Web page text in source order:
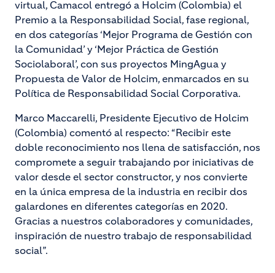
virtual, Camacol entregó a Holcim (Colombia) el
Premio a la Responsabilidad Social, fase regional,
en dos categorías ‘Mejor Programa de Gestión con
la Comunidad’ y ‘Mejor Práctica de Gestión
Sociolaboral’, con sus proyectos MingAgua y
Propuesta de Valor de Holcim, enmarcados en su
Política de Responsabilidad Social Corporativa.
Marco Maccarelli, Presidente Ejecutivo de Holcim
(Colombia) comentó al respecto: “Recibir este
doble reconocimiento nos llena de satisfacción, nos
compromete a seguir trabajando por iniciativas de
valor desde el sector constructor, y nos convierte
en la única empresa de la industria en recibir dos
galardones en diferentes categorías en 2020.
Gracias a nuestros colaboradores y comunidades,
inspiración de nuestro trabajo de responsabilidad
social”.